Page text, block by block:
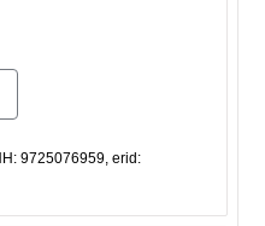
9725076959, erid: